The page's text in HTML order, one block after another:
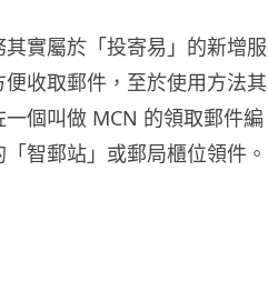
實屬於「投寄易」的新增服
收取郵件，至於使用方法其
個叫做 MCN 的領取郵件編
智郵站」或郵局櫃位領件。